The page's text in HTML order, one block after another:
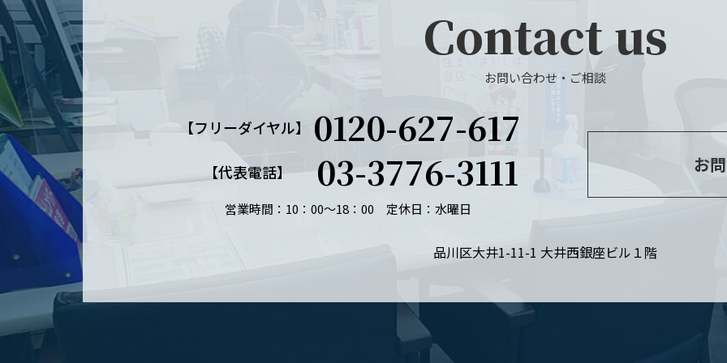
Contact us
お問い合わせ・ご相談
【フリーダイヤル】 0120-627-617
【代表電話】 03-3776-3111
営業時間：10：00～18：00 定休日：水曜日
お
品川区大井1-11-1 大井西銀座ビル１階